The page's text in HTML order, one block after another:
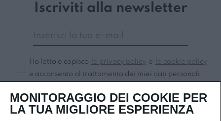
Iscriviti alla newsletter
Ho letto e capisco la privacy policy e
la cookie policy
e acconsento al trattamento dei miei dati personali.
Iscriviti
MONITORAGGIO DEI COOKIE PER
LA TUA MIGLIORE ESPERIENZA